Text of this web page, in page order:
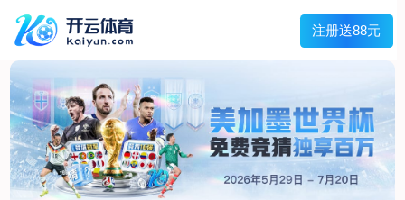
Menu
网站首页
关于我们
产品中心
荣誉资质
厂区设备
人才招聘
新闻中心
销售网点